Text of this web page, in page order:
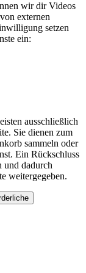
wir dir Videos
externen
setzen
ein:
ausschließlich
Sie dienen zum
sammeln oder
Ein Rückschluss
und dadurch
weitergegeben.